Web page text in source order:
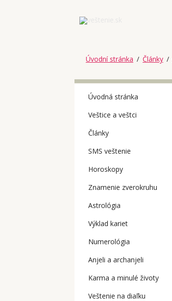
Úvodní stránka / Články /
Úvodná stránka
Veštice a veštci
Články
SMS veštenie
Horoskopy
Znamenie zverokruhu
Astrológia
Výklad kariet
Numerológia
Anjeli a archanjeli
Karma a minulé životy
Veštenie na diaľku